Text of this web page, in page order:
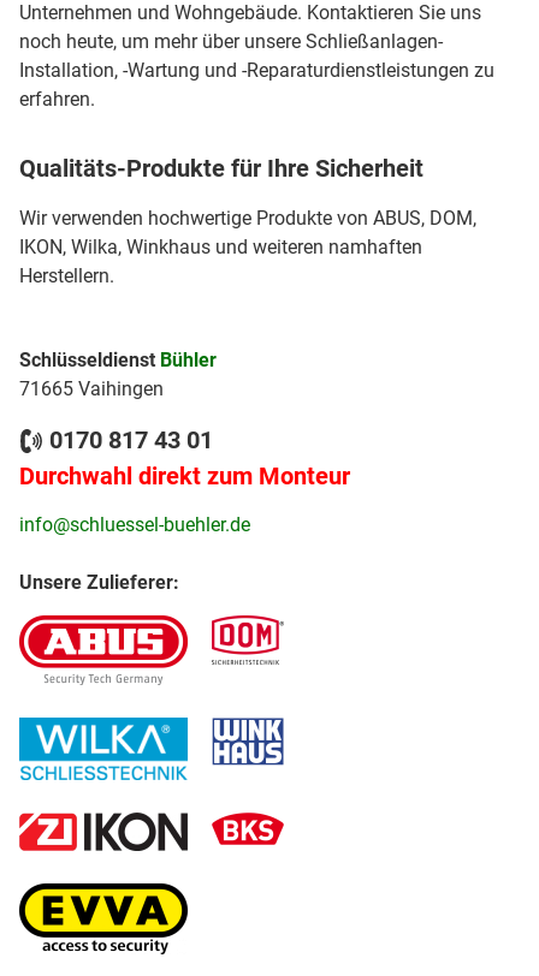
Unternehmen und Wohngebäude. Kontaktieren Sie uns
noch heute, um mehr über unsere Schließanlagen-
Installation, -Wartung und -Reparaturdienstleistungen zu
erfahren.
Qualitäts-Produkte für Ihre Sicherheit
Wir verwenden hochwertige Produkte von ABUS, DOM,
IKON, Wilka, Winkhaus und weiteren namhaften
Herstellern.
Schlüsseldienst Bühler
71665 Vaihingen
0170 817 43 01
Durchwahl direkt zum Monteur
info@schluessel-buehler.de
Unsere Zulieferer: